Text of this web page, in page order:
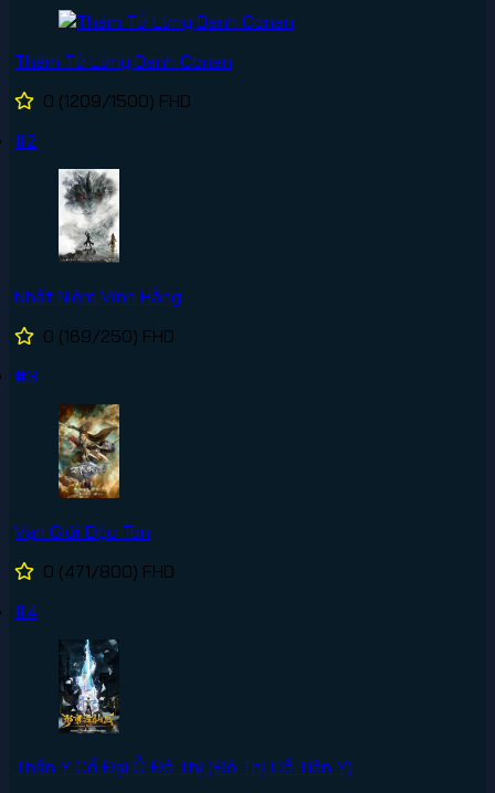
Thám Tử Lừng Danh Conan
0 (1209/1500) FHD
#2
Nhất Niệm Vĩnh Hằng
0 (169/250) FHD
#3
Vạn Giới Độc Tôn
0 (471/800) FHD
#4
Thần Y Cổ Đại Ở Đô Thị (Đô Thị Cổ Tiên Y)